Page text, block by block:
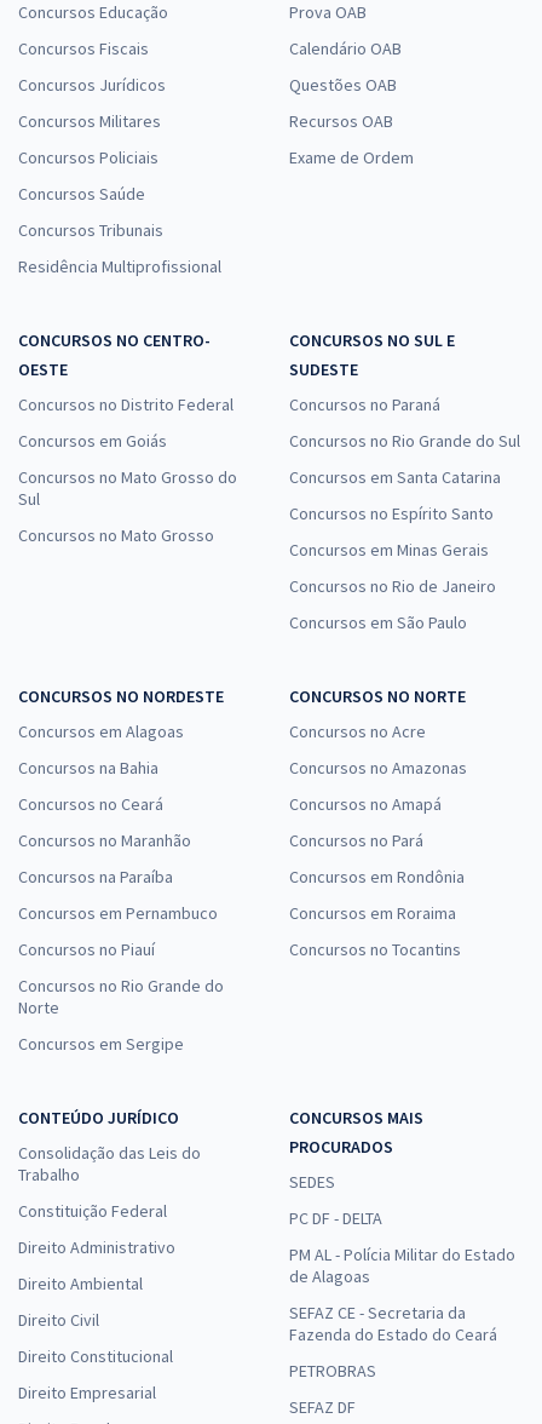
Concursos Educação
Concursos Fiscais
Concursos Jurídicos
Concursos Militares
Concursos Policiais
Concursos Saúde
Concursos Tribunais
Residência Multiprofissional
Prova OAB
Calendário OAB
Questões OAB
Recursos OAB
Exame de Ordem
CONCURSOS NO CENTRO-
OESTE
Concursos no Distrito Federal
Concursos em Goiás
Concursos no Mato Grosso do
Sul
Concursos no Mato Grosso
CONCURSOS NO SUL E
SUDESTE
Concursos no Paraná
Concursos no Rio Grande do Sul
Concursos em Santa Catarina
Concursos no Espírito Santo
Concursos em Minas Gerais
Concursos no Rio de Janeiro
Concursos em São Paulo
CONCURSOS NO NORDESTE
Concursos em Alagoas
Concursos na Bahia
Concursos no Ceará
Concursos no Maranhão
Concursos na Paraíba
Concursos em Pernambuco
Concursos no Piauí
Concursos no Rio Grande do
Norte
Concursos em Sergipe
CONCURSOS NO NORTE
Concursos no Acre
Concursos no Amazonas
Concursos no Amapá
Concursos no Pará
Concursos em Rondônia
Concursos em Roraima
Concursos no Tocantins
CONTEÚDO JURÍDICO
Consolidação das Leis do
Trabalho
Constituição Federal
Direito Administrativo
Direito Ambiental
Direito Civil
Direito Constitucional
Direito Empresarial
CONCURSOS MAIS
PROCURADOS
SEDES
PC DF - DELTA
PM AL - Polícia Militar do Estado
de Alagoas
SEFAZ CE - Secretaria da
Fazenda do Estado do Ceará
PETROBRAS
SEFAZ DF